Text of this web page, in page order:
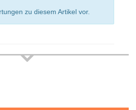
zu diesem Artikel vor.